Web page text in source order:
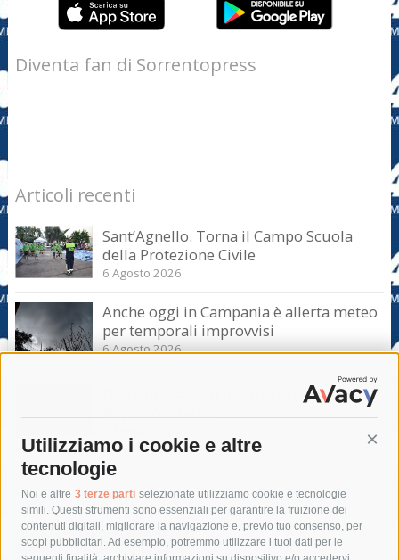
Utilizziamo i cookie e altre
tecnologie
Noi e altre 3 terze parti selezionate utilizziamo cookie e tecnologie
simili. Questi strumenti sono essenziali per garantire la fruizione dei
contenuti digitali, migliorare la navigazione e, previo tuo consenso, per
scopi pubblicitari. Ad esempio, potremmo utilizzare i tuoi dati per le
Diventa fan di Sorrentopress
Articoli recenti
Sant’Agnello. Torna il Campo Scuola
della Protezione Civile
6 Agosto 2026
Anche oggi in Campania è allerta meteo
per temporali improvvisi
6 Agosto 2026
Domani e sabato interrotta la linea Eav
Napoli-Sorrento
Tag
acqua allerta meteo
anas